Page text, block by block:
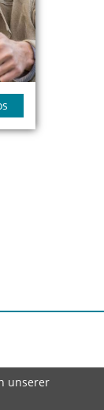
unserer